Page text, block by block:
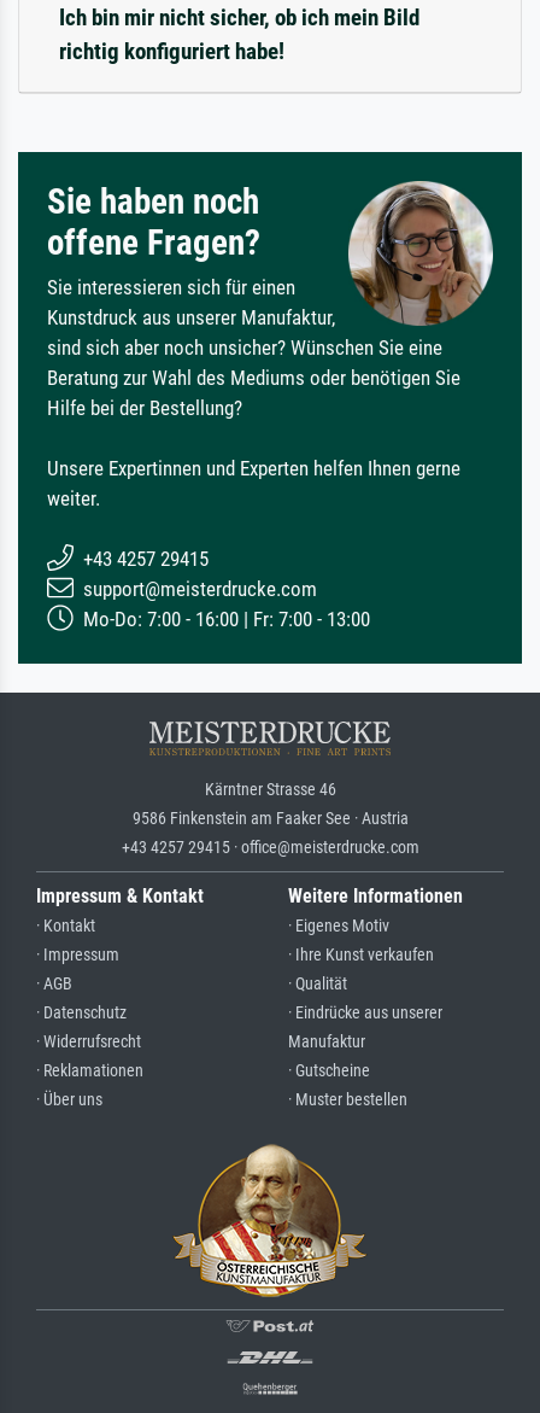
Ich bin mir nicht sicher, ob ich mein Bild
richtig konfiguriert habe!
Sie haben noch
offene Fragen?
Sie interessieren sich für einen
Kunstdruck aus unserer Manufaktur,
sind sich aber noch unsicher? Wünschen Sie eine
Beratung zur Wahl des Mediums oder benötigen Sie
Hilfe bei der Bestellung?
Unsere Expertinnen und Experten helfen Ihnen gerne
weiter.
+43 4257 29415
support@meisterdrucke.com
Mo-Do: 7:00 - 16:00 | Fr: 7:00 - 13:00
Kärntner Strasse 46
9586 Finkenstein am Faaker See · Austria
+43 4257 29415 · office@meisterdrucke.com
Impressum & Kontakt
· Kontakt
· Impressum
· AGB
· Datenschutz
· Widerrufsrecht
· Reklamationen
· Über uns
Weitere Informationen
· Eigenes Motiv
· Ihre Kunst verkaufen
· Qualität
· Eindrücke aus unserer
Manufaktur
· Gutscheine
· Muster bestellen